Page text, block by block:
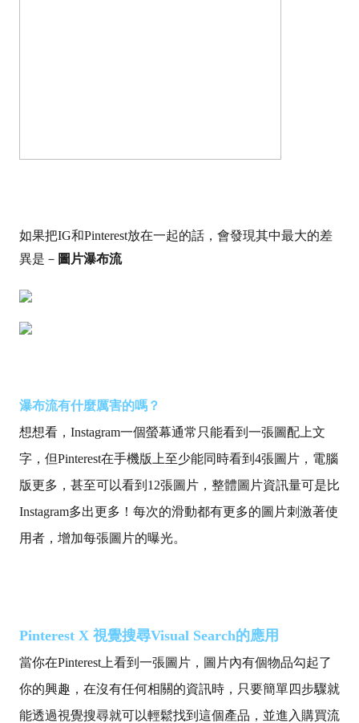
如果把IG和Pinterest放在一起的話，會發現其中最大的差
異是－ 圖片瀑布流
瀑布流有什麼厲害的嗎？
想想看，Instagram一個螢幕通常只能看到一張圖配上文
字，但Pinterest在手機版上至少能同時看到4張圖片，電腦
版更多，甚至可以看到12張圖片，整體圖片資訊量可是比
Instagram多出更多！ 每次的滑動都有更多的圖片刺激著使
用者，增加每張圖片的曝光。
Pinterest X 視覺搜尋Visual Search的應用
當你在Pinterest上看到一張圖片，圖片內有個物品勾起了
你的興趣，在沒有任何相關的資訊時，只要簡單四步驟就
能透過視覺搜尋就可以輕鬆找到這個產品，並進入購買流